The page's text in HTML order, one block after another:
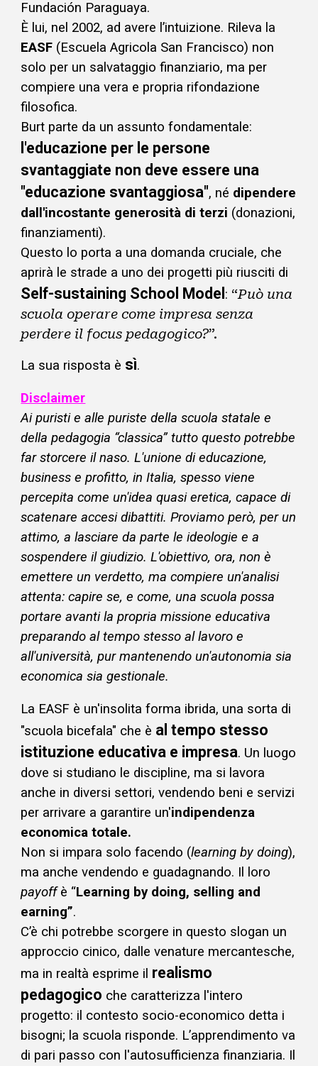
Fundación Paraguaya.
È lui, nel 2002, ad avere l’intuizione. Rileva la
EASF (Escuela Agricola San Francisco) non
solo per un salvataggio finanziario, ma per
compiere una vera e propria rifondazione
filosofica.
Burt parte da un assunto fondamentale:
l'educazione per le persone
svantaggiate non deve essere una
"educazione svantaggiosa", né dipendere
dall'incostante generosità di terzi (donazioni,
finanziamenti).
Questo lo porta a una domanda cruciale, che
aprirà le strade a uno dei progetti più riusciti di
Self-sustaining School Model : “Può una
scuola operare come impresa senza
perdere il focus pedagogico?”.
La sua risposta è sì.
Disclaimer
Ai puristi e alle puriste della scuola statale e
della pedagogia “classica” tutto questo potrebbe
far storcere il naso. L'unione di educazione,
business e profitto, in Italia, spesso viene
percepita come un'idea quasi eretica, capace di
scatenare accesi dibattiti. Proviamo però, per un
attimo, a lasciare da parte le ideologie e a
sospendere il giudizio. L'obiettivo, ora, non è
emettere un verdetto, ma compiere un'analisi
attenta: capire se, e come, una scuola possa
portare avanti la propria missione educativa
preparando al tempo stesso al lavoro e
all'università, pur mantenendo un'autonomia sia
economica sia gestionale.
La EASF è un'insolita forma ibrida, una sorta di
"scuola bicefala" che è al tempo stesso
istituzione educativa e impresa. Un luogo
dove si studiano le discipline, ma si lavora
anche in diversi settori, vendendo beni e servizi
per arrivare a garantire un'indipendenza
economica totale.
Non si impara solo facendo (learning by doing),
ma anche vendendo e guadagnando. Il loro
payoffè “Learning by doing, selling and
earning”.
C’è chi potrebbe scorgere in questo slogan un
approccio cinico, dalle venature mercantesche,
ma in realtà esprime il realismo
pedagogico che caratterizza l'intero
progetto: il contesto socio-economico detta i
bisogni; la scuola risponde. L’apprendimento va
di pari passo con l'autosufficienza finanziaria. Il